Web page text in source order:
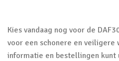
Kies vandaag nog voor de
voor een schonere en veiligere
informatie en bestellingen kunt